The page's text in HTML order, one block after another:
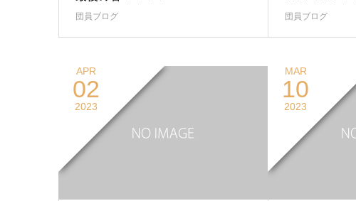
団員ブログ 団員ブログ
APR
02
2023
MAR
10
2023